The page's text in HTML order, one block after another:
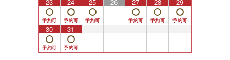
30 31